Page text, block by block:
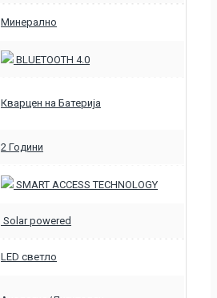
Минерално
BLUETOOTH 4.0
Кварцен на Батерија
2 Години
SMART ACCESS TECHNOLOGY
Solar powered
LED светло